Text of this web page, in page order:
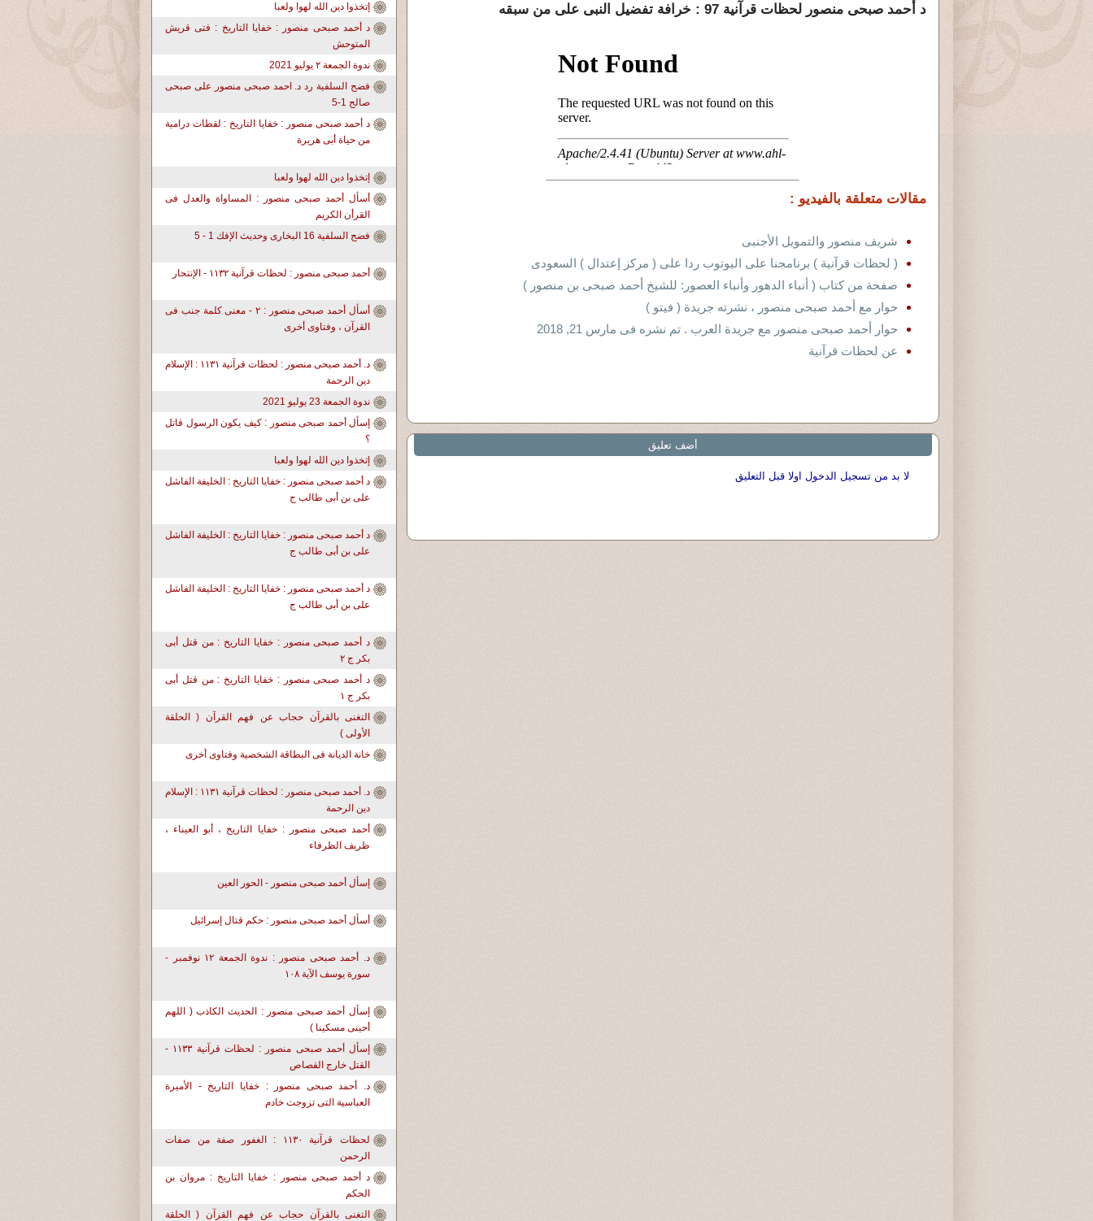
د أحمد صبحى منصور لحظات قرآنية 97 : خرافة تفضيل النبى على من سبقه
مقالات متعلقة بالفيديو :
شريف منصور والتمويل الأجنبى
( لحظات قرآنية ) برنامجنا على اليوتوب ردا على ( مركز إعتدال ) السعودى
صفحة من كتاب ( أنباء الدهور وأنباء العصور: للشيخ أحمد صبحى بن منصور )
حوار مع أحمد صبحى منصور ، نشرته جريدة ( فيتو )
حوار أحمد صبحى منصور مع جريدة العرب . تم نشره فى مارس 21, 2018
عن لحظات قرآنية
أضف تعليق
لا بد من تسجيل الدخول اولا قبل التعليق
إتخذوا دين الله لهوا ولعبا
د أحمد صبحى منصور : خفايا التاريخ : فتى قريش
المتوحش
ندوة الجمعة ٢ يوليو 2021
فضح السلفية رد د. احمد صبحى منصور على صبحى
صالح 1-5
د أحمد صبحى منصور : خفايا التاريخ : لقطات درامية
من حياة أبى هريرة
إتخذوا دين الله لهوا ولعبا
أسأل أحمد صبحى منصور : المساواة والعدل فى
القرأن الكريم
فضح السلفية 16 البخارى وحديث الإفك 1 - 5
أحمد صبحى منصور : لحظات قرآنية ١١٣٢ - الإنتحار
أسأل أحمد صبحى منصور : ٢ - معنى كلمة جنب فى
القرآن ، وفتاوى أخرى
د. أحمد صبحى منصور : لحظات قرآنية ١١٣١ : الإسلام
دين الرحمة
ندوة الجمعة 23 يوليو 2021
إسأل أحمد صبحى منصور : كيف يكون الرسول قاتل
؟
إتخذوا دين الله لهوا ولعبا
د أحمد صبحى منصور : خفايا التاريخ : الخليفة الفاشل
على بن أبى طالب ج
د أحمد صبحى منصور : خفايا التاريخ : الخليفة الفاشل
على بن أبى طالب ج
د أحمد صبحى منصور : خفايا التاريخ : الخليفة الفاشل
على بن أبى طالب ج
د أحمد صبحى منصور : خفايا التاريخ : من قتل أبى
بكر ج ٢
د أحمد صبحى منصور : خفايا التاريخ : من قتل أبى
بكر ج ١
التغنى بالقرآن حجاب عن فهم القرآن ( الحلقة
الأولى )
خانة الديانة فى البطاقة الشخصية وفتاوى أخرى
د. أحمد صبحى منصور : لحظات قرآنية ١١٣١ : الإسلام
دين الرحمة
أحمد صبحى منصور : خفايا التاريخ ، أبو العيناء ،
ظريف الظرفاء
إسأل أحمد صبحى منصور - الحور العين
أسأل أحمد صبحى منصور : حكم قتال إسرائيل
د. أحمد صبحى منصور : ندوة الجمعة ١٢ نوفمبر -
سورة يوسف الآية ١٠٨
إسأل أحمد صبحى منصور : الحديث الكاذب ( اللهم
أحينى مسكينا )
إسأل أحمد صبحى منصور : لحظات قرآنية ١١٣٣ -
القتل خارج القصاص
د. أحمد صبحى منصور : خفايا التاريخ - الأميرة
العباسية التى تزوجت خادم
لحظات قرآنية ١١٣٠ : الغفور صفة من صفات
الرحمن
د أحمد صبحى منصور : خفايا التاريخ : مروان بن
الحكم
التغنى بالقرآن حجاب عن فهم القرآن ( الحلقة